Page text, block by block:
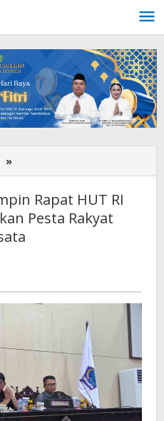
»
Yulius
Rapat
HUT
RI
Pesta
Pariwisata
Rapat HUT RI
Pesta Rakyat